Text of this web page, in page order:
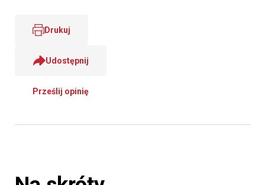
Drukuj
Udostępnij
Prześlij opinię